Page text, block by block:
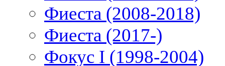
Фиеста (2008-2018)
Фиеста (2017-)
Фокус I (1998-2004)